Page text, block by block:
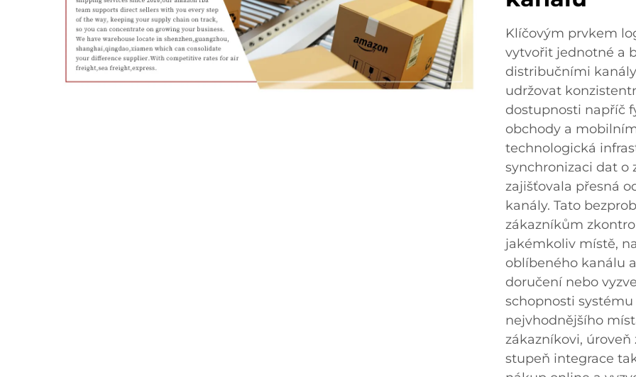
Klíčovým prvkem
vytvořit jednotné a
distribučními
udržovat
dostupnosti napříč
obchody a
technologická
synchronizaci dat o
zajišťovala přesná
kanály. Tato
zákazníkům
jakémkoliv místě,
oblíbeného kanálu
doručení nebo
schopnosti
nejvhodnějšího
zákazníkovi, úroveň
stupeň integrace